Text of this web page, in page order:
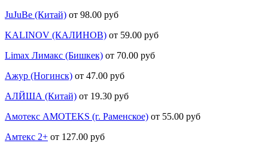
JuJuBe (Китай) от 98.00 руб
KALINOV (КАЛИНОВ) от 59.00 руб
Limax Лимакс (Бишкек) от 70.00 руб
Ажур (Ногинск) от 47.00 руб
АЛЙША (Китай) от 19.30 руб
Амотекс AMOTEKS (г. Раменское) от 55.00 руб
Амтекс 2+ от 127.00 руб